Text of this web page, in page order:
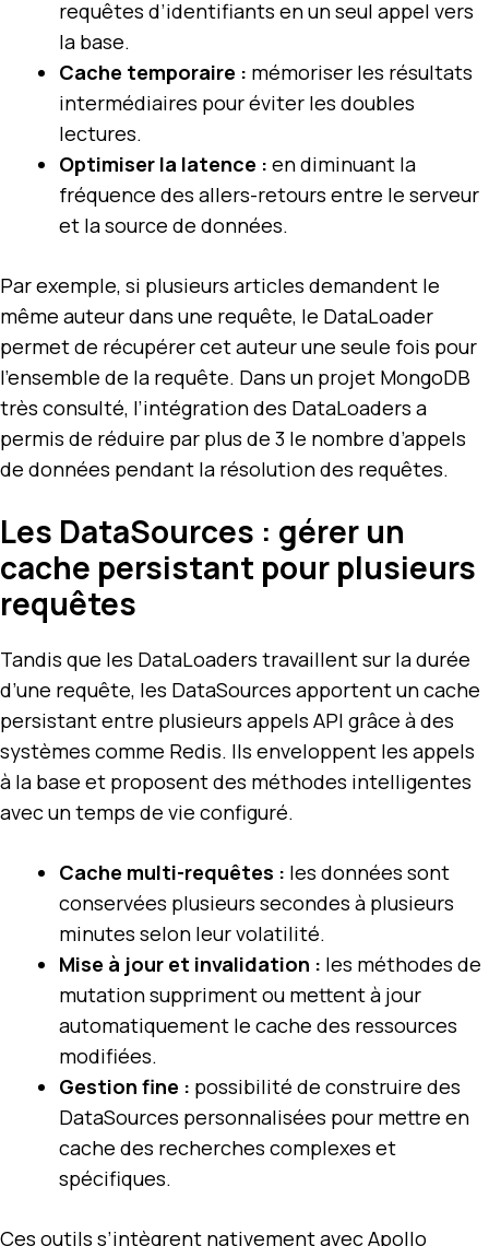
requêtes d’identifiants en un seul appel vers
la base.
Cache temporaire : mémoriser les résultats
intermédiaires pour éviter les doubles
lectures.
Optimiser la latence : en diminuant la
fréquence des allers-retours entre le serveur
et la source de données.
Par exemple, si plusieurs articles demandent le
même auteur dans une requête, le DataLoader
permet de récupérer cet auteur une seule fois pour
l’ensemble de la requête. Dans un projet MongoDB
très consulté, l’intégration des DataLoaders a
permis de réduire par plus de 3 le nombre d’appels
de données pendant la résolution des requêtes.
Les DataSources : gérer un
cache persistant pour plusieurs
requêtes
Tandis que les DataLoaders travaillent sur la durée
d’une requête, les DataSources apportent un cache
persistant entre plusieurs appels API grâce à des
systèmes comme Redis. Ils enveloppent les appels
à la base et proposent des méthodes intelligentes
avec un temps de vie configuré.
Cache multi-requêtes : les données sont
conservées plusieurs secondes à plusieurs
minutes selon leur volatilité.
Mise à jour et invalidation : les méthodes de
mutation suppriment ou mettent à jour
automatiquement le cache des ressources
modifiées.
Gestion fine : possibilité de construire des
DataSources personnalisées pour mettre en
cache des recherches complexes et
spécifiques.
Ces outils s’intègrent nativement avec Apollo